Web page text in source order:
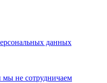
данных
не сотрудничаем